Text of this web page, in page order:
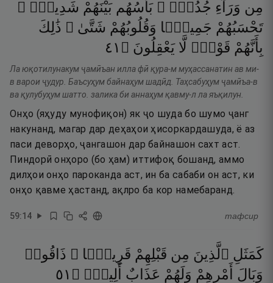
مِن وَرَآءِ جُدُرٍۭ ۚ بَأْسُهُم بَيْنَهُمْ شَدِيدٌۭ ۚ
تَحْسَبُهُمْ جَمِيعًۭا وَقُلُوبُهُمْ شَتَّىٰ ۚ ذَٰلِكَ
بِأَنَّهُمْ قَوْمٌۭ لَّا يَعْقِلُونَ ۝ ١٤
Ла юқотилунакум ҷамӣъан илла фӣ қура-м муҳассанатин ав ми-
в варои ҷудур. Баъсуҳум байнаҳум шадӣд. Таҳсабуҳум ҷамӣъа-в
ва қулубуҳум шатто. залика би аннаҳум қавму-л ла яъқилун.
Онҳо (яҳуду мунофиқон) як ҷо шуда бо шумо ҷанг
накунанд, магар дар деҳаҳои ҳисоркардашуда, ё аз
паси деворҳо, ҷангашон дар байнашон сахт аст.
Пиндорӣ онҳоро (бо ҳам) иттифоқ бошанд, аммо
дилҳои онҳо пароканда аст, ин ба сабаби он аст, ки
онҳо қавме ҳастанд, ақлро ба кор намебаранд.
59:14 тафсир
كَمَثَلِ ٱلَّذِينَ مِن قَبْلِهِمْ قَرِيبًۭا ۖ ذَاقُوا۟
وَبَالَ
أَمْرِهِمْ وَلَهُمْ عَذَابٌ أَلِيمٌۭ ۝ ١٥